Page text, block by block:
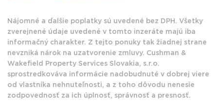
Nájomné a ďalšie poplatky sú uvedené bez DPH. Všetky
zverejnené údaje uvedené v tomto inzeráte majú iba
informačný charakter. Z tejto ponuky tak žiadnej strane
nevzniká nárok na uzatvorenie zmluvy. Cushman &
Wakefield Property Services Slovakia, s.r.o.
sprostredkováva informácie nadobudnuté v dobrej viere
od vlastníka nehnuteľnosti, a z toho dôvodu nenesie
zodpovednosť za ich úplnosť, správnosť a presnosť.